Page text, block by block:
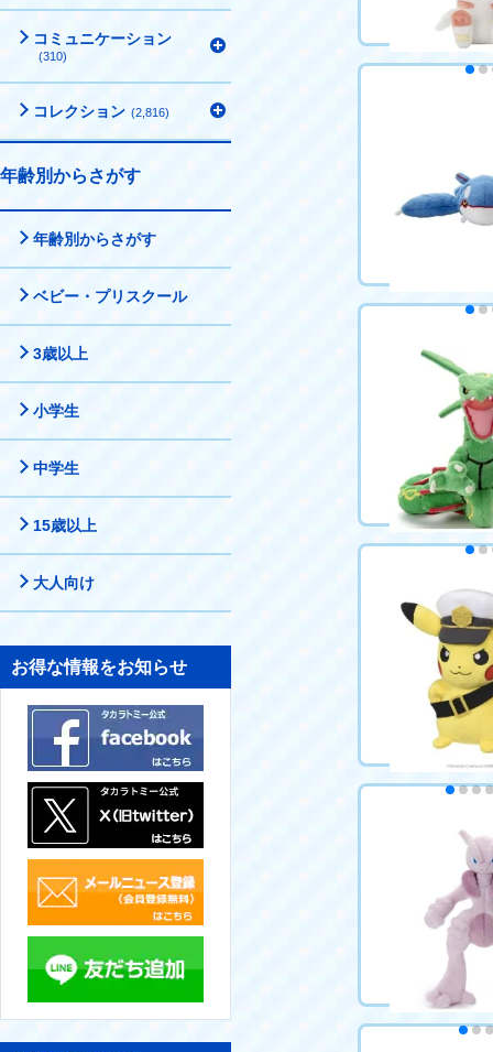
カート
ポケモン キミ
ンゲットぬい
4,389円（税込）
カート
ポケモン キミ
ンゲットぬい
4,389円（税込）
カート
ポケットモン
ぬいぐるみ キ
ュウ ゴーグル
3,850円（税込）
カート
コミュニケーション
(310)
コレクション (2,816)
年齢別からさがす
年齢別からさがす
ベビー・プリスクール
3歳以上
小学生
中学生
15歳以上
大人向け
お得な情報をお知らせ